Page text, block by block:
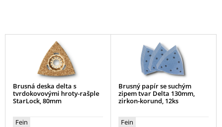
Brusná deska delta s
tvrdokovovými hroty-rašple
StarLock, 80mm
Fein
Brusný papír se suchým
zipem tvar Delta 130mm,
zirkon-korund, 12ks
Fein